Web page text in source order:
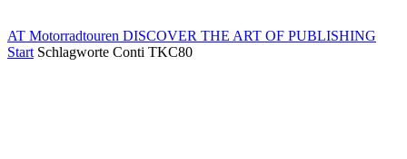
AT Motorradtouren DISCOVER THE ART OF PUBLISHING
Start Schlagworte Conti TKC80